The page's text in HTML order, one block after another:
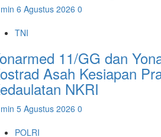
6 Agustus 2026 0
TNI
11/GG dan
Asah Kesiapan
NKRI
5 Agustus 2026 0
POLRI